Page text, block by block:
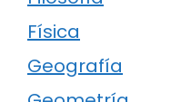
Física
Geografía